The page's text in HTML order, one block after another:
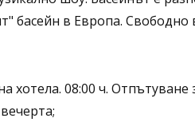
басейн в Европа.
хотела. 08:00 ч.